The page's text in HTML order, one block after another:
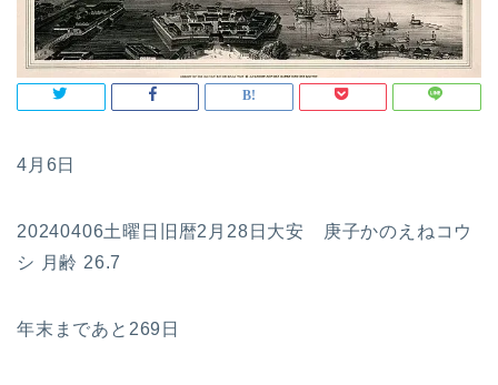
4月6日
20240406土曜日旧暦2月28日大安 庚子かのえねコウ
シ 月齢 26.7
年末まであと269日